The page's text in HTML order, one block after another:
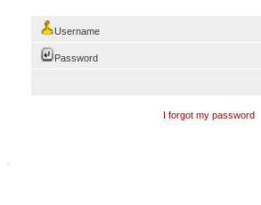
Username
Password
I forgot my password